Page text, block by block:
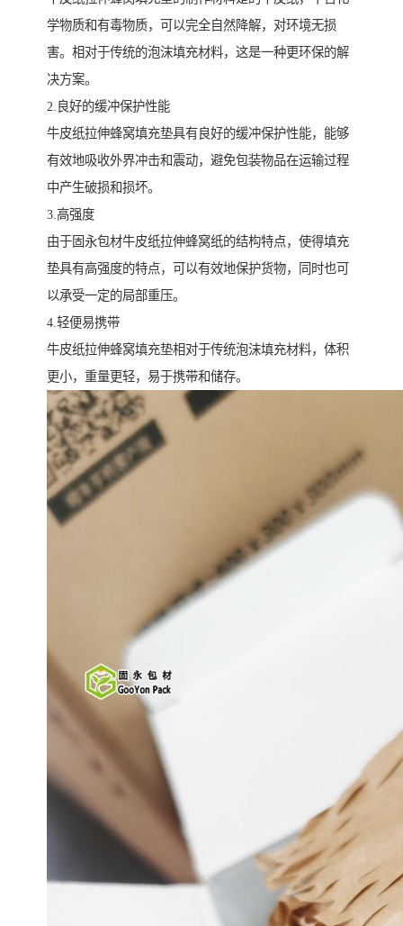
学物质和有毒物质，可以完全自然降解，对环境无损
害。相对于传统的泡沫填充材料，这是一种更环保的解
决方案。
2.良好的缓冲保护性能
牛皮纸拉伸蜂窝填充垫具有良好的缓冲保护性能，能够
有效地吸收外界冲击和震动，避免包装物品在运输过程
中产生破损和损坏。
3.高强度
由于固永包材牛皮纸拉伸蜂窝纸的结构特点，使得填充
垫具有高强度的特点，可以有效地保护货物，同时也可
以承受一定的局部重压。
4.轻便易携带
牛皮纸拉伸蜂窝填充垫相对于传统泡沫填充材料，体积
更小，重量更轻，易于携带和储存。